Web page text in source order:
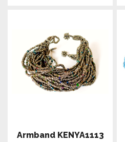
Armband KENYA1113